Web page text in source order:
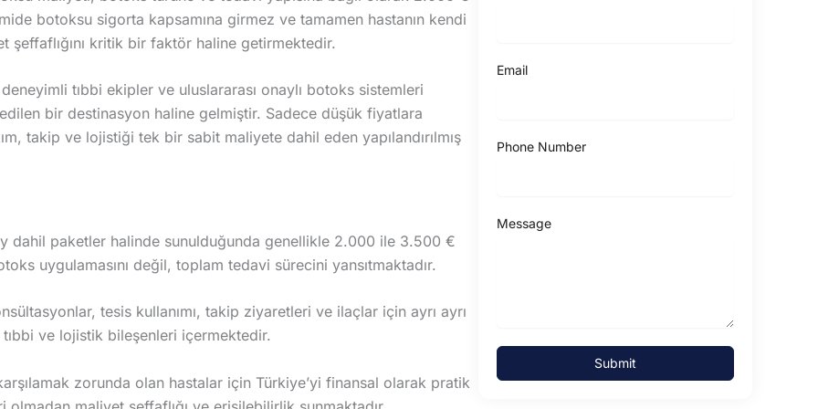
botoksu sigorta kapsamına girmez ve tamamen hastanın kendi
kritik bir faktör haline getirmektedir.
tıbbi ekipler ve uluslararası onaylı botoks sistemleri
bir destinasyon haline gelmiştir. Sadece düşük fiyatlara
takip ve lojistiği tek bir sabit maliyete dahil eden yapılandırılmış
dahil paketler halinde sunulduğunda genellikle 2.000 ile 3.500 €
uygulamasını değil, toplam tedavi sürecini yansıtmaktadır.
tesis kullanımı, takip ziyaretleri ve ilaçlar için ayrı ayrı
ve lojistik bileşenleri içermektedir.
zorunda olan hastalar için Türkiye’yi finansal olarak pratik
Email
Phone Number
Message
Submit